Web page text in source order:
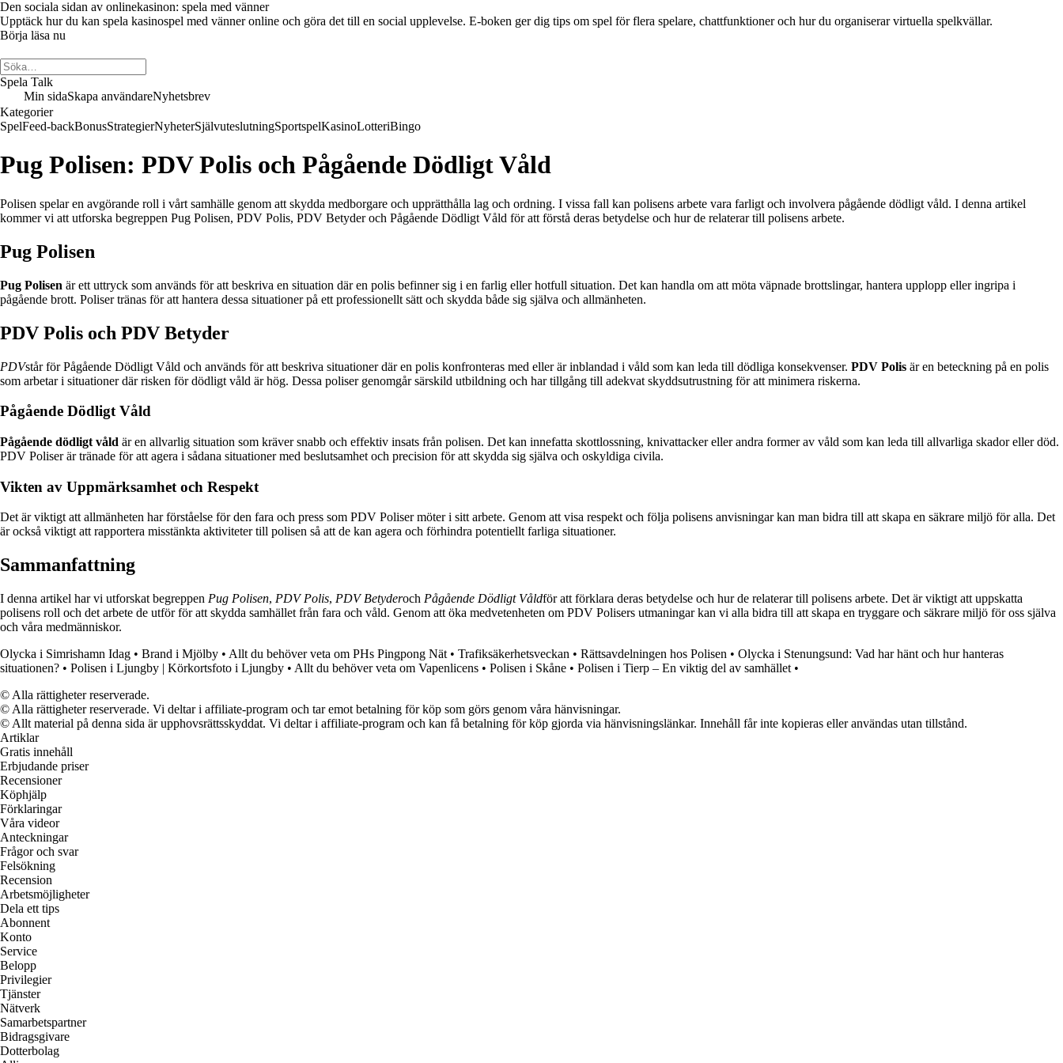
Den sociala sidan av onlinekasinon: spela med vänner
Upptäck hur du kan spela kasinospel med vänner online och göra det till en social upplevelse. E-boken ger dig tips om spel för flera spelare, chattfunktioner och hur du organiserar virtuella spelkvällar.
Börja läsa nu
Spela Talk
Min sidaSkapa användareNyhetsbrev
Kategorier
SpelFeed-backBonusStrategierNyheterSjälvuteslutningSportspelKasinoLotteriBingo
Pug Polisen: PDV Polis och Pågående Dödligt Våld
Polisen spelar en avgörande roll i vårt samhälle genom att skydda medborgare och upprätthålla lag och ordning. I vissa fall kan polisens arbete vara farligt och involvera pågående dödligt våld. I denna artikel
kommer vi att utforska begreppen Pug Polisen, PDV Polis, PDV Betyder och Pågående Dödligt Våld för att förstå deras betydelse och hur de relaterar till polisens arbete.
Pug Polisen
Pug Polisen är ett uttryck som används för att beskriva en situation där en polis befinner sig i en farlig eller hotfull situation. Det kan handla om att möta väpnade brottslingar, hantera upplopp eller ingripa i
pågående brott. Poliser tränas för att hantera dessa situationer på ett professionellt sätt och skydda både sig själva och allmänheten.
PDV Polis och PDV Betyder
PDVstår för Pågående Dödligt Våld och används för att beskriva situationer där en polis konfronteras med eller är inblandad i våld som kan leda till dödliga konsekvenser. PDV Polis är en beteckning på en polis
som arbetar i situationer där risken för dödligt våld är hög. Dessa poliser genomgår särskild utbildning och har tillgång till adekvat skyddsutrustning för att minimera riskerna.
Pågående Dödligt Våld
Pågående dödligt våld är en allvarlig situation som kräver snabb och effektiv insats från polisen. Det kan innefatta skottlossning, knivattacker eller andra former av våld som kan leda till allvarliga skador eller död.
PDV Poliser är tränade för att agera i sådana situationer med beslutsamhet och precision för att skydda sig själva och oskyldiga civila.
Vikten av Uppmärksamhet och Respekt
Det är viktigt att allmänheten har förståelse för den fara och press som PDV Poliser möter i sitt arbete. Genom att visa respekt och följa polisens anvisningar kan man bidra till att skapa en säkrare miljö för alla. Det
är också viktigt att rapportera misstänkta aktiviteter till polisen så att de kan agera och förhindra potentiellt farliga situationer.
Sammanfattning
I denna artikel har vi utforskat begreppen Pug Polisen, PDV Polis, PDV Betyderoch Pågående Dödligt Våldför att förklara deras betydelse och hur de relaterar till polisens arbete. Det är viktigt att uppskatta
polisens roll och det arbete de utför för att skydda samhället från fara och våld. Genom att öka medvetenheten om PDV Polisers utmaningar kan vi alla bidra till att skapa en tryggare och säkrare miljö för oss själva
och våra medmänniskor.
Olycka i Simrishamn Idag • Brand i Mjölby • Allt du behöver veta om PHs Pingpong Nät • Trafiksäkerhetsveckan • Rättsavdelningen hos Polisen • Olycka i Stenungsund: Vad har hänt och hur hanteras
situationen? • Polisen i Ljungby | Körkortsfoto i Ljungby • Allt du behöver veta om Vapenlicens • Polisen i Skåne • Polisen i Tierp – En viktig del av samhället •
© Alla rättigheter reserverade.
© Alla rättigheter reserverade. Vi deltar i affiliate-program och tar emot betalning för köp som görs genom våra hänvisningar.
© Allt material på denna sida är upphovsrättsskyddat. Vi deltar i affiliate-program och kan få betalning för köp gjorda via hänvisningslänkar. Innehåll får inte kopieras eller användas utan tillstånd.
Artiklar
Gratis innehåll
Erbjudande priser
Recensioner
Köphjälp
Förklaringar
Våra videor
Anteckningar
Frågor och svar
Felsökning
Recension
Arbetsmöjligheter
Dela ett tips
Abonnent
Konto
Service
Belopp
Privilegier
Tjänster
Nätverk
Samarbetspartner
Bidragsgivare
Dotterbolag